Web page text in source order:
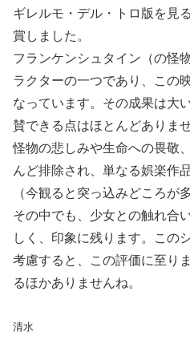
ギレルモ・デル・トロ版を見
賞しました。
フランケンシュタイン（の怪
ラクターの一つであり、この
なっています。その成果は大
賛できる点はほとんどありませ
怪物の悲しみや生命への畏敬
んど排除され、単なる娯楽作
（今観ると突っ込みどころが
その中でも、少女との触れ合
しく、印象に残ります。この
考慮すると、この評価に至り
るほかありませんね。
清水